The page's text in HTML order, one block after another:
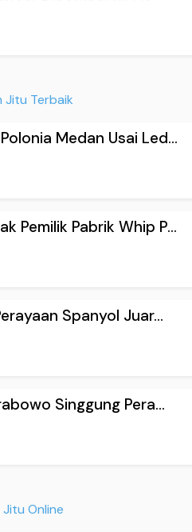
Jitu Terbaik
Medan Usai Led...
Pemilik Pabrik Whip P...
Spanyol Juar...
Singgung Pera...
Online